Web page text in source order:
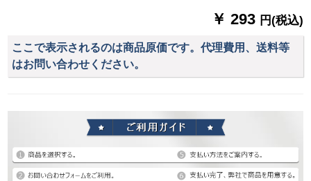
￥ 293 円(税込)
ここで表示されるのは商品原価です。代理費用、送料等
はお問い合わせください。